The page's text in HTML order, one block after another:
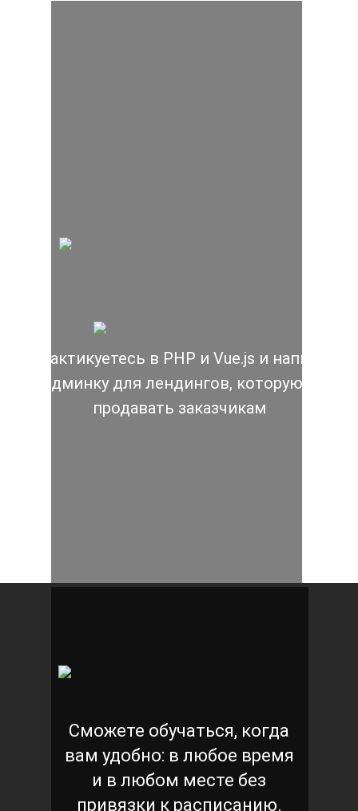
Попрактикуетесь в PHP и Vue.js и напишете
админку для лендингов, которую
продавать заказчикам
Сможете обучаться, когда
вам удобно: в любое время
и в любом месте без
привязки к расписанию.